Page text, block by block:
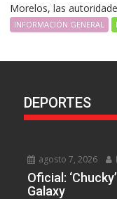
Morelos, las
INFORMACIÓN GENERAL
DEPORTES
agosto 7, 2026
Oficial:
Galaxy